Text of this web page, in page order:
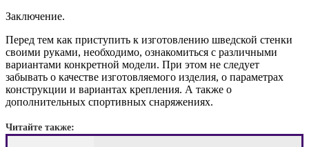
Заключение.
Перед тем как приступить к изготовлению шведской стенки
своими руками, необходимо, ознакомиться с различными
вариантами конкретной модели. При этом не следует
забывать о качестве изготовляемого изделия, о параметрах
конструкции и вариантах крепления. А также о
дополнительных спортивных снаряжениях.
Читайте также: